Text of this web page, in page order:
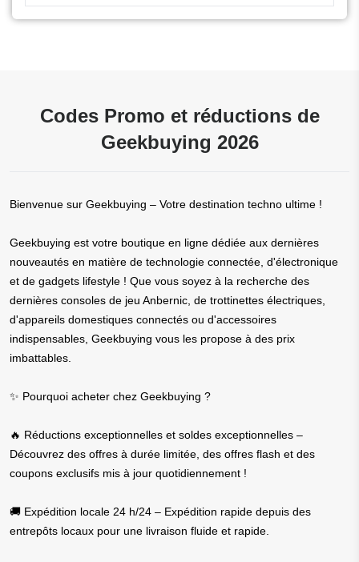
Codes Promo et réductions de
Geekbuying 2026
Bienvenue sur Geekbuying – Votre destination techno ultime !
Geekbuying est votre boutique en ligne dédiée aux dernières
nouveautés en matière de technologie connectée, d'électronique
et de gadgets lifestyle ! Que vous soyez à la recherche des
dernières consoles de jeu Anbernic, de trottinettes électriques,
d'appareils domestiques connectés ou d'accessoires
indispensables, Geekbuying vous les propose à des prix
imbattables.
✨ Pourquoi acheter chez Geekbuying ?
🔥 Réductions exceptionnelles et soldes exceptionnelles –
Découvrez des offres à durée limitée, des offres flash et des
coupons exclusifs mis à jour quotidiennement !
🚚 Expédition locale 24 h/24 – Expédition rapide depuis des
entrepôts locaux pour une livraison fluide et rapide.